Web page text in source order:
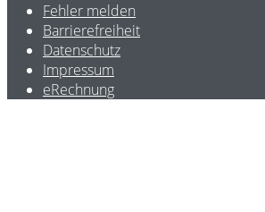
Fehler melden
Barrierefreiheit
Datenschutz
Impressum
eRechnung